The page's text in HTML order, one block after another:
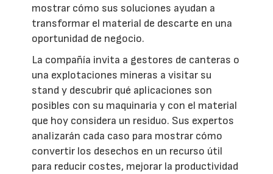
mostrar cómo sus soluciones ayudan a
transformar el material de descarte en una
oportunidad de negocio.
La compañía invita a gestores de canteras o
una explotaciones mineras a visitar su
stand y descubrir qué aplicaciones son
posibles con su maquinaria y con el material
que hoy considera un residuo. Sus expertos
analizarán cada caso para mostrar cómo
convertir los desechos en un recurso útil
para reducir costes, mejorar la productividad